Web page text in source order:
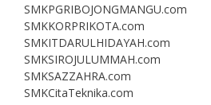
SMKPGRIBOJONGMANGU.com
SMKKORPRIKOTA.com
SMKITDARULHIDAYAH.com
SMKSIROJULUMMAH.com
SMKSAZZAHRA.com
SMKCitaTeknika.com